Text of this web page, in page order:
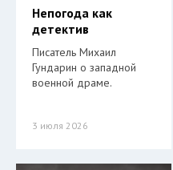
Непогода как
детектив
Писатель Михаил
Гундарин о западной
военной драме.
3 июля 2026